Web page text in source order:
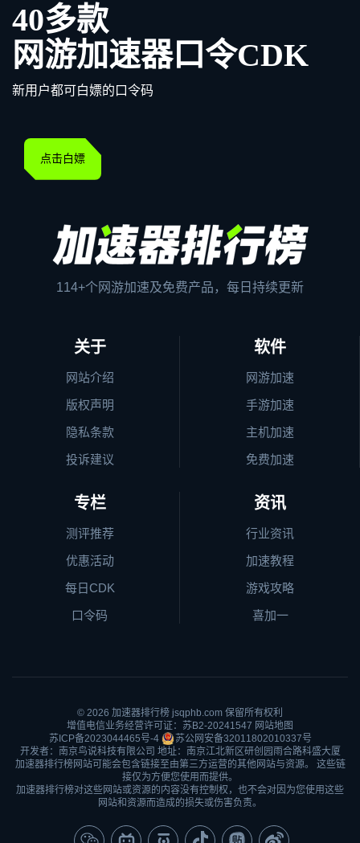
40多款
网游加速器口令CDK
新用户都可白嫖的口令码
点击白嫖
114+个网游加速及免费产品，每日持续更新
关于
网站介绍
版权声明
隐私条款
投诉建议
软件
网游加速
手游加速
主机加速
免费加速
专栏
测评推荐
优惠活动
每日CDK
口令码
资讯
行业资讯
加速教程
游戏攻略
喜加一
© 2026 加速器排行榜 jsqphb.com 保留所有权利
增值电信业务经营许可证：苏B2-20241547 网站地图
苏ICP备2023044465号-4
苏公网安备32011802010337号
开发者：南京鸟说科技有限公司 地址：南京江北新区研创园雨合路科盛大厦
加速器排行榜网站可能会包含链接至由第三方运营的其他网站与资源。 这些链
接仅为方便您使用而提供。
加速器排行榜对这些网站或资源的内容没有控制权，也不会对因为您使用这些
网站和资源而造成的损失或伤害负责。